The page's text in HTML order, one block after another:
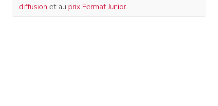
diffusion et au prix Fermat Junior.